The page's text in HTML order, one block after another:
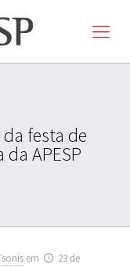
festa de
APESP
em
23 de